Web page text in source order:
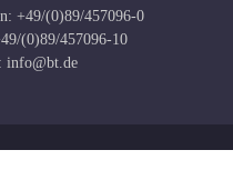
+49/(0)89/457096-0
(0)89/457096-10
info@bt.de